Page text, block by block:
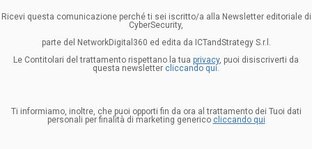
Ricevi questa comunicazione perché ti sei iscritto/a alla Newsletter editoriale di
CyberSecurity,
parte del NetworkDigital360 ed edita da ICTandStrategy S.r.l.
Le Contitolari del trattamento rispettano la tua privacy, puoi disiscriverti da
questa newsletter cliccando qui.
Ti informiamo, inoltre, che puoi opporti fin da ora al trattamento dei Tuoi dati
personali per finalità di marketing generico cliccando qui